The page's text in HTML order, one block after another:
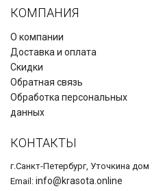
КОМПАНИЯ
О компании
Доставка и оплата
Скидки
Обратная связь
Обработка персональных
данных
КОНТАКТЫ
г.Санкт-Петербург, Уточкина
Email: info@krasota.online